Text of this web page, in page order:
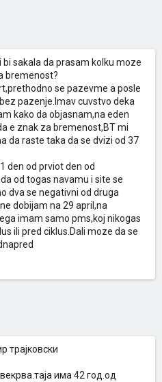
sakala da prasam kolku moze
bremenost?
se pazevme a posle
pazenje.Imav cuvstvo deka
kako da objasnam,na eden
e znak za bremenost,BT mi
da raste taka da se dvizi od 37
den od prviot den od
od togas navamu i site se
dva se negativni od druga
dobijam na 29 april,na
imam samo pms,koj nikogas
ili pred ciklus.Dali moze da se
трајковски
има 42 год.од